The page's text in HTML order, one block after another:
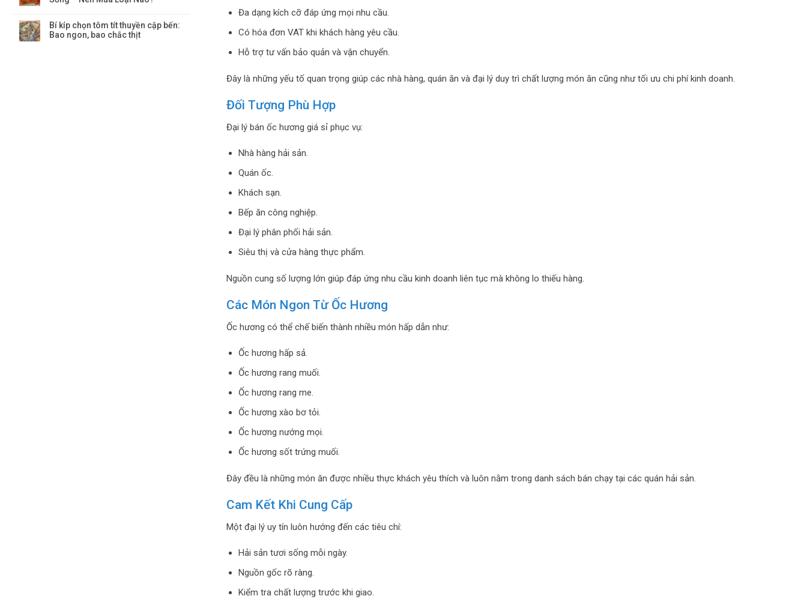
Bí kíp chọn tôm tít thuyền cập bến:
Bao ngon, bao chắc thịt
Đa dạng kích cỡ đáp ứng mọi nhu cầu.
Có hóa đơn VAT khi khách hàng yêu cầu.
Hỗ trợ tư vấn bảo quản và vận chuyển.
Đây là những yếu tố quan trọng giúp các nhà hàng, quán ăn và đại lý duy trì chất lượng món ăn cũng như tối ưu chi phí kinh doanh.
Đối Tượng Phù Hợp
Đại lý bán ốc hương giá sỉ phục vụ:
Nhà hàng hải sản.
Quán ốc.
Khách sạn.
Bếp ăn công nghiệp.
Đại lý phân phối hải sản.
Siêu thị và cửa hàng thực phẩm.
Nguồn cung số lượng lớn giúp đáp ứng nhu cầu kinh doanh liên tục mà không lo thiếu hàng.
Các Món Ngon Từ Ốc Hương
Ốc hương có thể chế biến thành nhiều món hấp dẫn như:
Ốc hương hấp sả.
Ốc hương rang muối.
Ốc hương rang me.
Ốc hương xào bơ tỏi.
Ốc hương nướng mọi.
Ốc hương sốt trứng muối.
Đây đều là những món ăn được nhiều thực khách yêu thích và luôn nằm trong danh sách bán chạy tại các quán hải sản.
Cam Kết Khi Cung Cấp
Một đại lý uy tín luôn hướng đến các tiêu chí:
Hải sản tươi sống mỗi ngày.
Nguồn gốc rõ ràng.
Kiểm tra chất lượng trước khi giao.